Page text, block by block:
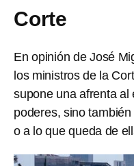
Corte
En opinión de José
los ministros de la
supone una afrenta al
poderes, sino
o a lo que queda de